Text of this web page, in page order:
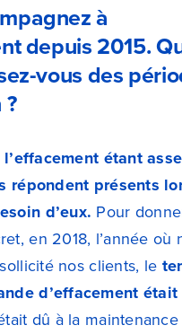
à
depuis 2015.
vous des
l’effacement étant
répondent présents
d’eux. Pour
en 2018, l’année où
nos clients, le
d’effacement était
dû à la